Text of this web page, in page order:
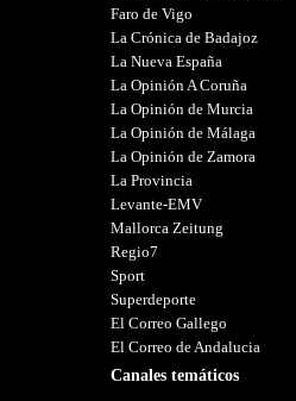
Faro de Vigo
La Crónica de Badajoz
La Nueva España
La Opinión A Coruña
La Opinión de Murcia
La Opinión de Málaga
La Opinión de Zamora
La Provincia
Levante-EMV
Mallorca Zeitung
Regio7
Sport
Superdeporte
El Correo Gallego
El Correo de Andalucia
Canales temáticos